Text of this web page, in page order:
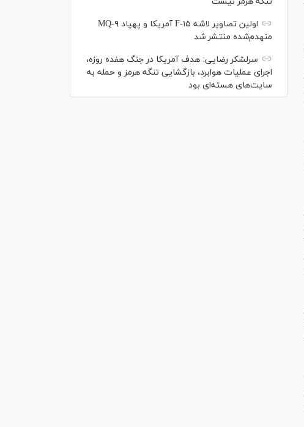
اولین تصاویر لاشه F-۱۵ آمریکا و پهپاد MQ-۹
منهدم‌شده منتشر شد
سرلشکر رضایی: هدف آمریکا در جنگ هفده روزه،
اجرای عملیات هوابرد، بازگشایی تنگه هرمز و حمله به
سایت‌های هسته‌ای بود